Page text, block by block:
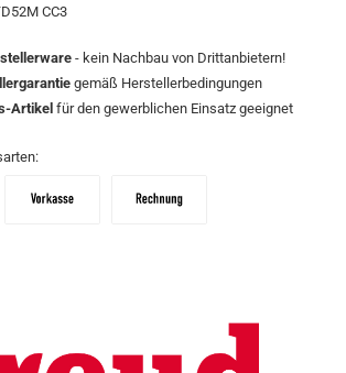
CC3
- kein Nachbau von Drittanbietern!
gemäß Herstellerbedingungen
Artikel für den gewerblichen Einsatz geeignet